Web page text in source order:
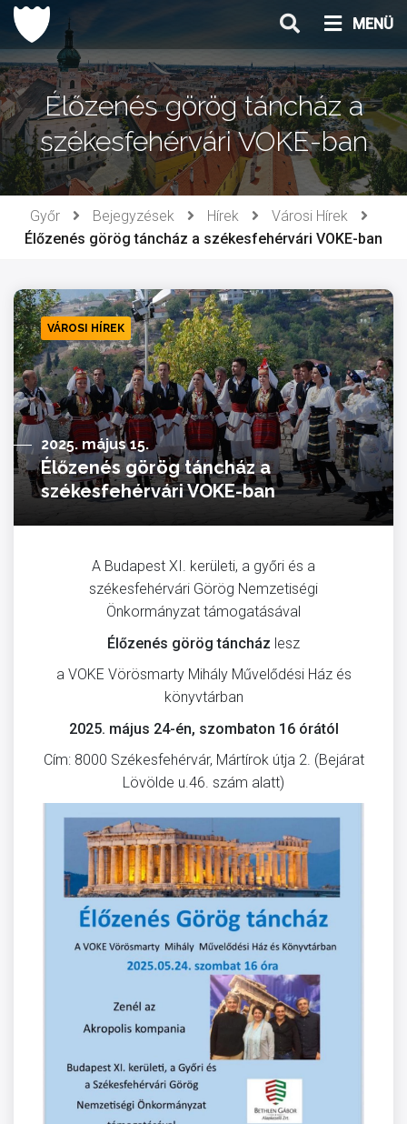
Ugrás
tartalomhoz
MENÜ
Élőzenés görög táncház a
székesfehérvári VOKE-ban
Győr Bejegyzések Hírek
Városi Hírek
Élőzenés görög táncház a székesfehérvári VOKE-ban
VÁROSI HÍREK
2025. május 15.
Élőzenés görög táncház a
székesfehérvári VOKE-ban
A Budapest XI. kerületi, a győri és a
székesfehérvári Görög Nemzetiségi
Önkormányzat támogatásával
Élőzenés görög táncház lesz
a VOKE Vörösmarty Mihály Művelődési Ház és
könyvtárban
2025. május 24-én, szombaton 16 órától
Cím: 8000 Székesfehérvár, Mártírok útja 2. (Bejárat
Lövölde u.46. szám alatt)